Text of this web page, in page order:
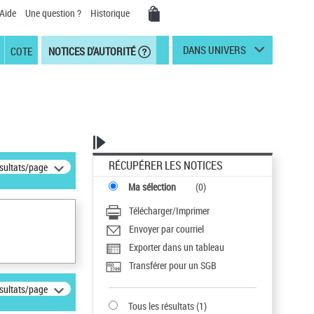
Aide Une question ? Historique
COTE NOTICES D'AUTORITÉ DANS UNIVERS
page
page
RÉCUPÉRER LES NOTICES
Ma sélection (0)
Télécharger/Imprimer
Envoyer par courriel
Exporter dans un tableau
Transférer pour un SGB
Tous les résultats(1)